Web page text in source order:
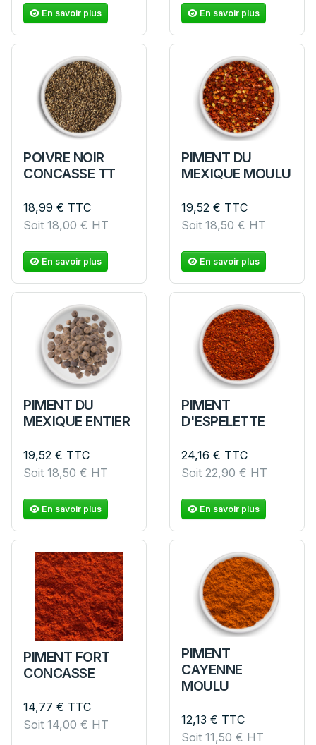
En savoir plus En savoir plus
POIVRE NOIR
CONCASSE TT
18,99 € TTC
Soit 18,00 € HT
En savoir plus
PIMENT DU
MEXIQUE MOULU
19,52 € TTC
Soit 18,50 € HT
En savoir plus
PIMENT DU
MEXIQUE ENTIER
19,52 € TTC
Soit 18,50 € HT
En savoir plus
PIMENT
D'ESPELETTE
24,16 € TTC
Soit 22,90 € HT
En savoir plus
PIMENT FORT
CONCASSE
14,77 € TTC
Soit 14,00 € HT
PIMENT
CAYENNE
MOULU
12,13 € TTC
Soit 11,50 € HT